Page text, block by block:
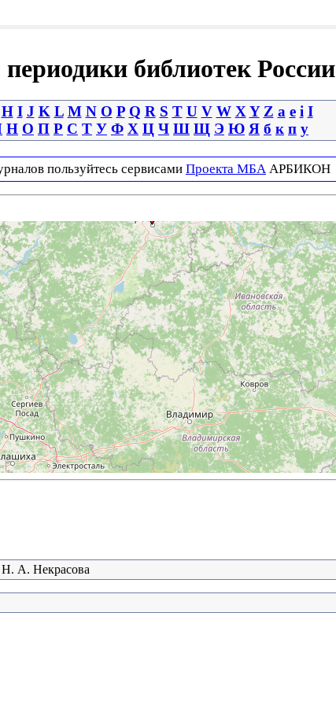
библиотек России
H I J K L M N O P Q R S T U V W X Y Z a e i І
Н О П Р С Т У Ф Х Ц Ч Ш Щ Э Ю Я б к п у
пользуйтесь сервисами Проекта МБА АРБИКОН
Н. А. Некрасова